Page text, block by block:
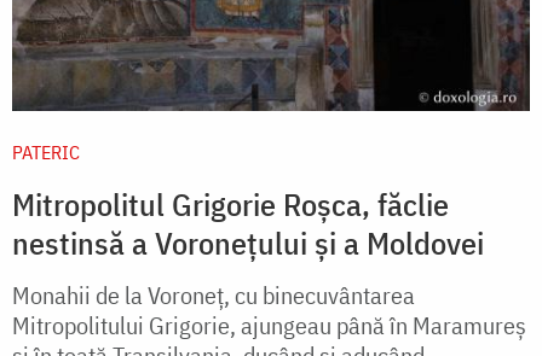
PATERIC
Mitropolitul Grigorie Roșca, făclie
nestinsă a Voronețului și a Moldovei
Monahii de la Voroneţ, cu binecuvântarea
Mitropolitului Grigorie, ajungeau până în Maramureş